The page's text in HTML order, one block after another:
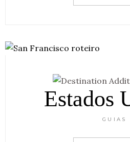
Estados
GUIAS